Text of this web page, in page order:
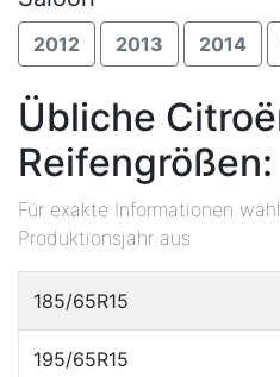
2012 2013 2014
Übliche
Reifengrößen:
Für exakte Informationen
Produktionsjahr aus
185/65R15
195/65R15